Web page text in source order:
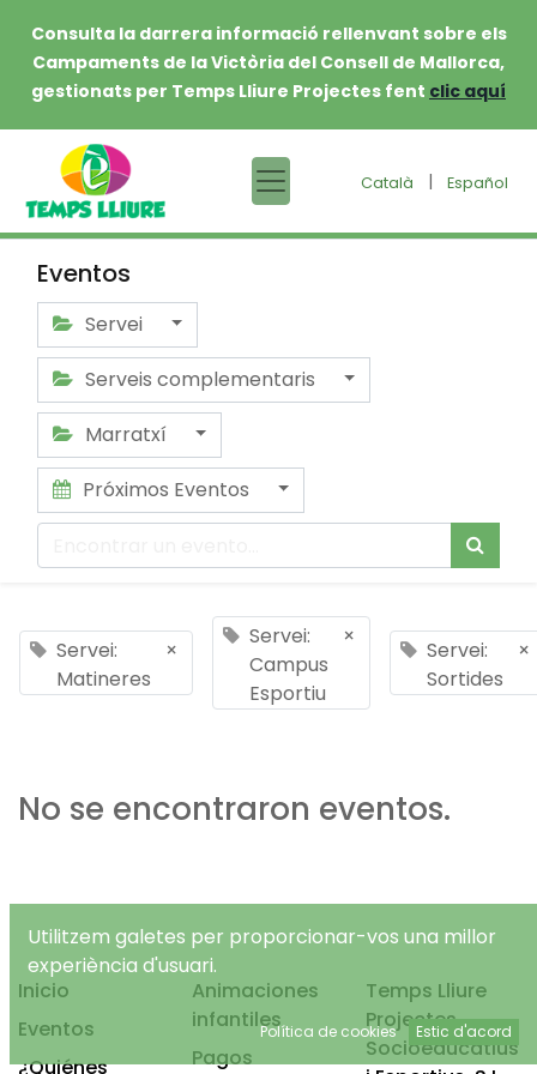
Consulta la darrera informació rellenvant sobre els
Campaments de la Victòria del Consell de Mallorca,
gestionats per Temps Lliure Projectes fent clic aquí
Català | Español
Eventos
Servei
Serveis complementaris
Marratxí
Próximos Eventos
Servei:
Matineres
×
Servei:
Campus
Esportiu
×
Servei:
Sortides
×
No se encontraron eventos.
Inicio
Eventos
¿Quiénes
Animaciones
infantiles
Pagos
Temps Lliure
Projectes
Socioeducatius
Utilitzem galetes per proporcionar-vos una millor
experiència d'usuari.
Política de cookies Estic d'acord